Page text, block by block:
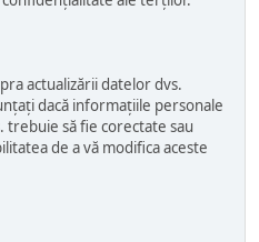
actualizării datelor dvs.
dacă informațiile personale
trebuie să fie corectate sau
de a vă modifica aceste